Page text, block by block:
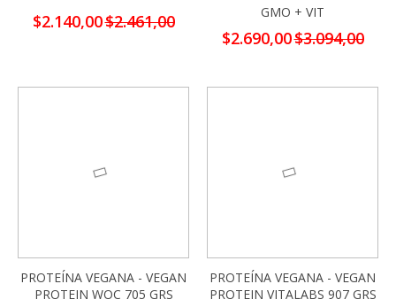
Precio
especial
$2.140,00$2.461,00
GMO + VIT
Precio
especial
$2.690,00$3.094,00
PROTEÍNA VEGANA - VEGAN
PROTEIN WOC 705 GRS
PROTEÍNA VEGANA - VEGAN
PROTEIN VITALABS 907 GRS